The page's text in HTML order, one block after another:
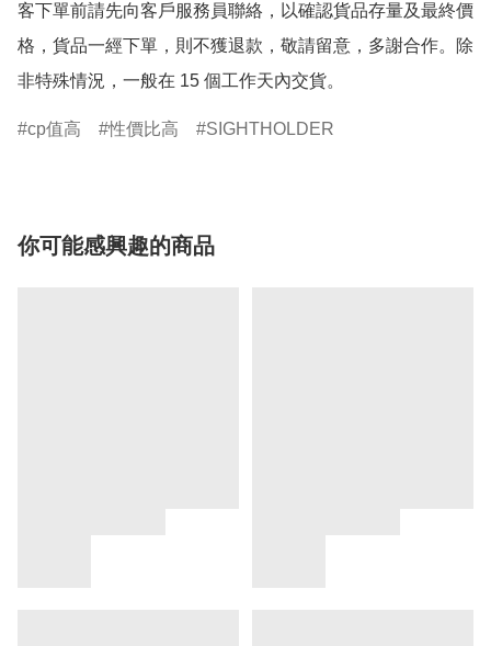
客下單前請先向客戶服務員聯絡，以確認貨品存量及最終價
格，貨品一經下單，則不獲退款，敬請留意，多謝合作。除
非特殊情況，一般在 15 個工作天內交貨。
cp值高 性價比高 SIGHTHOLDER
你可能感興趣的商品